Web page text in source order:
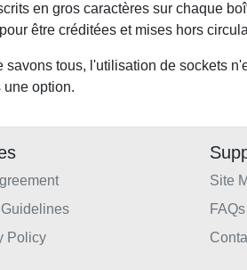
en gros caractères sur chaque
être créditées et mises hors
tous, l'utilisation de sockets
option.
Policy
Site
FAQs